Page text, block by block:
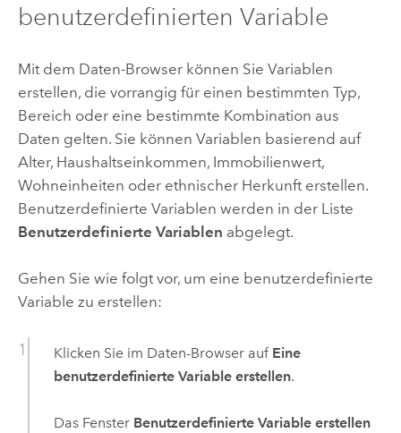
benutzerdefinierten Variable
Mit dem Daten-Browser können Sie Variablen
erstellen, die vorrangig für einen bestimmten Typ,
Bereich oder eine bestimmte Kombination aus
Daten gelten. Sie können Variablen basierend auf
Alter, Haushaltseinkommen, Immobilienwert,
Wohneinheiten oder ethnischer Herkunft erstellen.
Benutzerdefinierte Variablen werden in der Liste
Benutzerdefinierte Variablen abgelegt.
Gehen Sie wie folgt vor, um eine benutzerdefinierte
Variable zu erstellen:
Klicken Sie im Daten-Browser auf Eine
benutzerdefinierte Variable erstellen.
Das Fenster Benutzerdefinierte Variable erstellen